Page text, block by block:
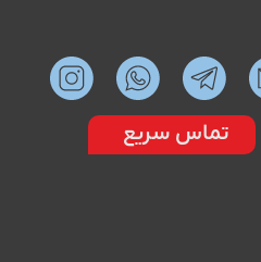
تماس سریع